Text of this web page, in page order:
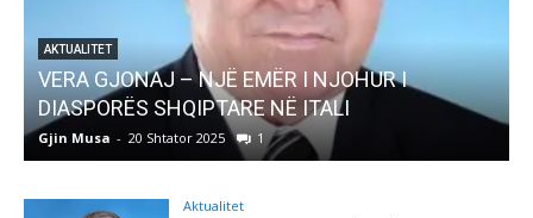
AKTUALITET
VERA GJONAJ – NJË EMËR I NJOHUR I
DIASPORËS SHQIPTARE NË ITALI
Gjin Musa - 20 Shtator 2025 1
Aktualitet